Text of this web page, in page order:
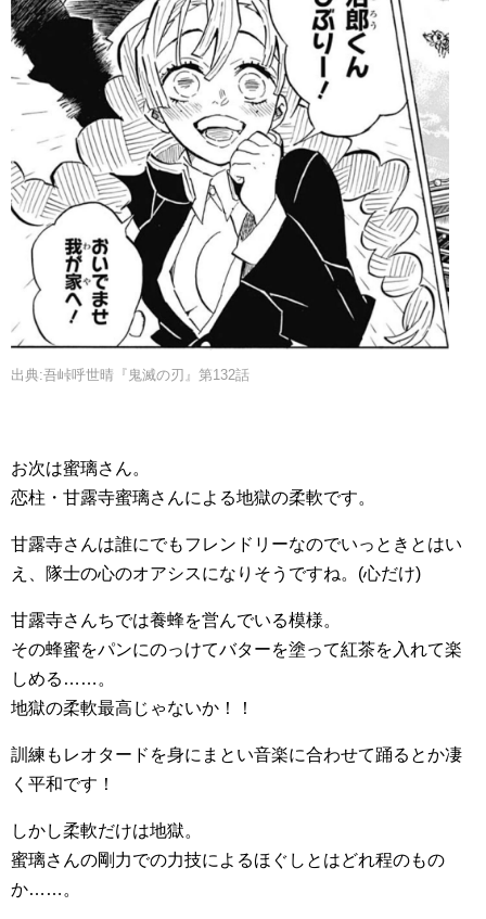
出典:吾峠呼世晴『鬼滅の刃』第132話
お次は蜜璃さん。
恋柱・甘露寺蜜璃さんによる地獄の柔軟です。
甘露寺さんは誰にでもフレンドリーなのでいっときとはい
え、隊士の心のオアシスになりそうですね。(心だけ)
甘露寺さんちでは養蜂を営んでいる模様。
その蜂蜜をパンにのっけてバターを塗って紅茶を入れて楽
しめる……。
地獄の柔軟最高じゃないか！！
訓練もレオタードを身にまとい音楽に合わせて踊るとか凄
く平和です！
しかし柔軟だけは地獄。
蜜璃さんの剛力での力技によるほぐしとはどれ程のもの
か……。